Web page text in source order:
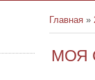
Главная »
МОЯ